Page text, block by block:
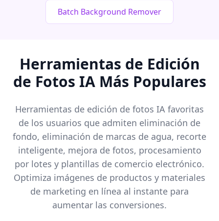
Batch Background Remover
Herramientas de Edición
de Fotos IA Más Populares
Herramientas de edición de fotos IA favoritas
de los usuarios que admiten eliminación de
fondo, eliminación de marcas de agua, recorte
inteligente, mejora de fotos, procesamiento
por lotes y plantillas de comercio electrónico.
Optimiza imágenes de productos y materiales
de marketing en línea al instante para
aumentar las conversiones.